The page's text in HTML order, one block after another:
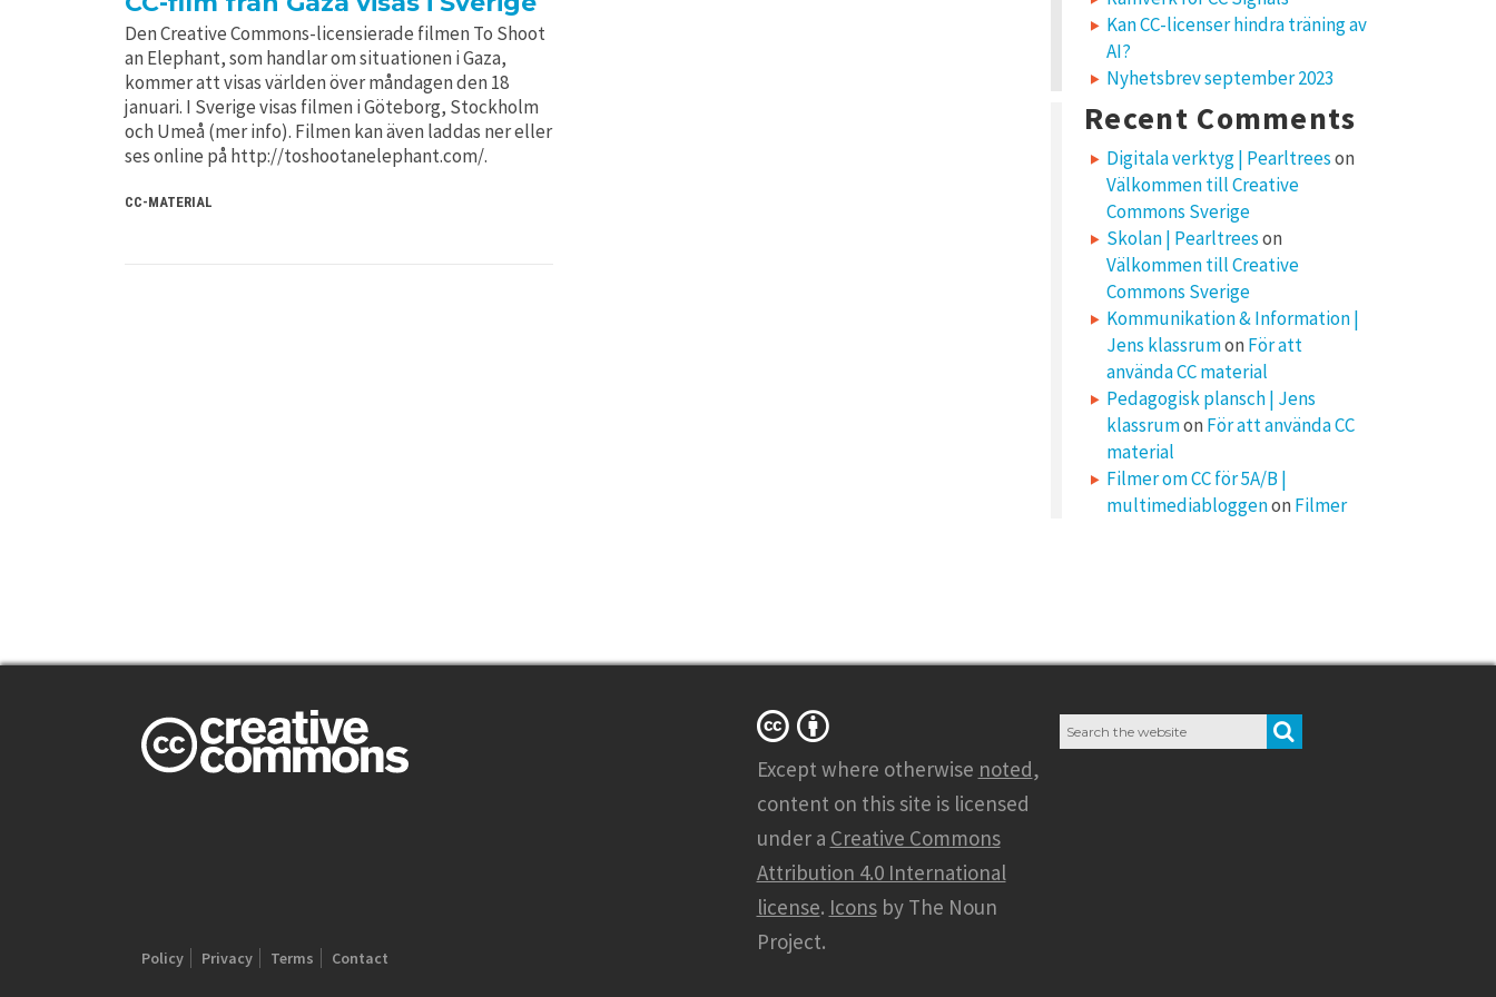
Den Creative Commons-licensierade filmen To Shoot
an Elephant, som handlar om situationen i Gaza,
kommer att visas världen över måndagen den 18
januari. I Sverige visas filmen i Göteborg, Stockholm
och Umeå (mer info). Filmen kan även laddas ner eller
ses online på http://toshootanelephant.com/.
CC-MATERIAL
Kan CC-licenser hindra träning av
AI?
Nyhetsbrev september 2023
Recent Comments
Digitala verktyg | Pearltreeson
Välkommen till Creative
Commons Sverige
Skolan | Pearltreeson
Välkommen till Creative
Commons Sverige
Kommunikation & Information |
Jens klassrumon För att
använda CC material
Pedagogisk plansch | Jens
klassrumon För att använda CC
material
Filmer om CC för 5A/B |
multimediabloggenon Filmer
Policy Privacy Terms Contact
Except where otherwise noted,
content on this site is licensed
under a Creative Commons
Attribution 4.0 International
license. Iconsby The Noun
Project.
Search
for: